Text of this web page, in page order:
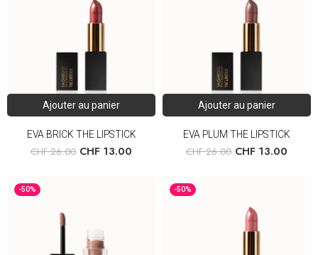
Ajouter au panier
EVA BRICK THE LIPSTICK
CHF26.00 CHF 13.00
Ajouter au panier
EVA PLUM THE LIPSTICK
CHF26.00 CHF 13.00
-50% -50%